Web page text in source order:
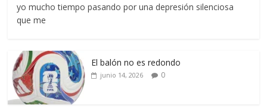
yo mucho tiempo pasando por una depresión silenciosa
que me
El balón no es redondo
junio 14, 2026 0